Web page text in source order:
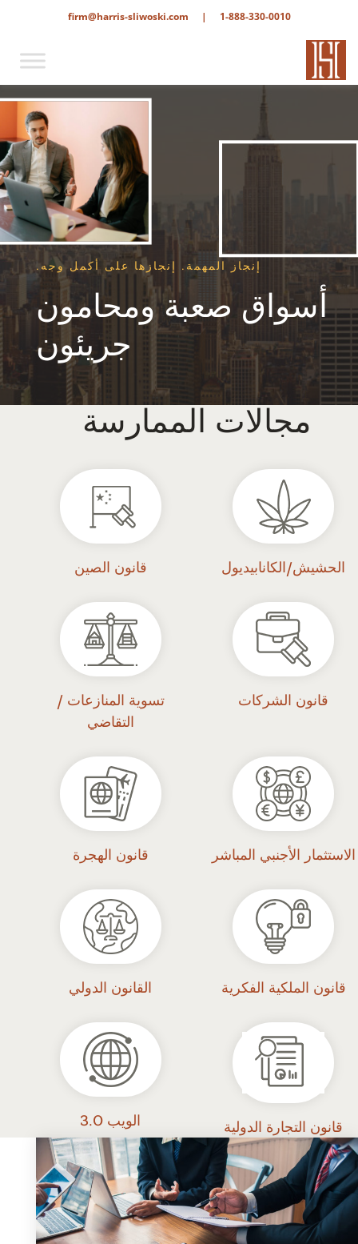
1-888-330-0010
|
firm@harris-sliwoski.com
إنجاز المهمة. إنجازها على أكمل وجه.
أسواق صعبة ومحامون
جريئون
مجالات الممارسة
الحشيش/الكانابيديول قانون الصين
قانون الشركات
تسوية المنازعات /
التقاضي
الاستثمار الأجنبي المباشر قانون الهجرة
قانون الملكية الفكرية القانون الدولي
قانون التجارة الدولية الويب 3.0